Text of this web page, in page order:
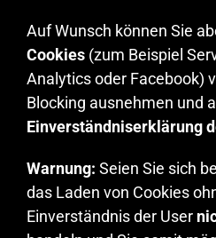
Auf Wunsch können Sie
Cookies (zum Beispiel
Analytics oder Facebook)
Blocking ausnehmen und
Einverständniserklärung
Warnung: Seien Sie sich
das Laden von Cookies
Einverständnis der User